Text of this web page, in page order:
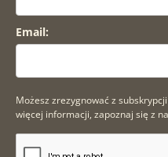
Email:
Możesz zrezygnować z
więcej informacji, zapoznaj się z